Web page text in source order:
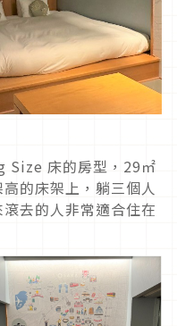
Size 床的房型，29㎡
的床架上，躺三個人
去的人非常適合住在